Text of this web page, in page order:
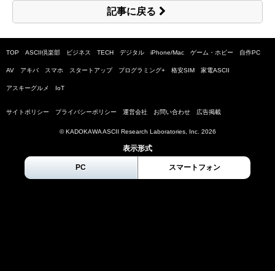
記事に戻る
TOP ASCII倶楽部 ビジネス TECH デジタル iPhone/Mac ゲーム・ホビー 自作PC
AV アキバ スマホ スタートアップ プログラミング+ 格安SIM 家電ASCII
アスキーグルメ IoT
サイトポリシー プライバシーポリシー 運営会社 お問い合わせ 広告掲載
© KADOKAWA ASCII Research Laboratories, Inc. 2026
表示形式
PC スマートフォン